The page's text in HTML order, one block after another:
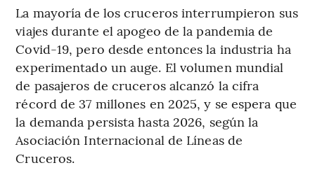
La mayoría de los cruceros interrumpieron sus
viajes durante el apogeo de la pandemia de
Covid-19, pero desde entonces la industria ha
experimentado un auge. El volumen mundial
de pasajeros de cruceros alcanzó la cifra
récord de 37 millones en 2025, y se espera que
la demanda persista hasta 2026, según la
Asociación Internacional de Líneas de
Cruceros.